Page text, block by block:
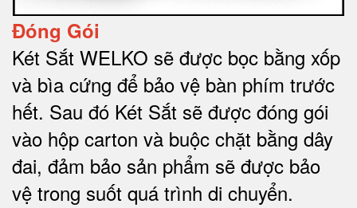
Đóng Gói
Két Sắt WELKO sẽ được bọc bằng xốp
và bìa cứng để bảo vệ bàn phím trước
hết. Sau đó Két Sắt sẽ được đóng gói
vào hộp carton và buộc chặt bằng dây
đai, đảm bảo sản phẩm sẽ được bảo
vệ trong suốt quá trình di chuyển.